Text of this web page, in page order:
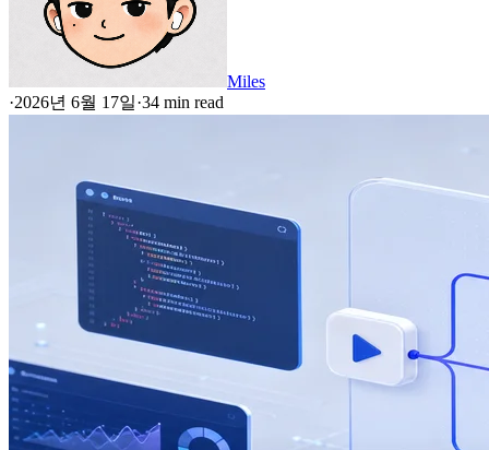
Miles
·2026년 6월 17일·34 min read